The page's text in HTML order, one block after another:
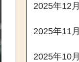
2025年12月
2025年11月
2025年10月